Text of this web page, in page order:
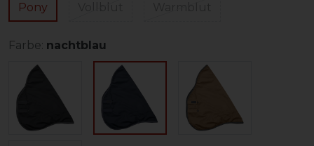
Pony
Farbe: nachtblau